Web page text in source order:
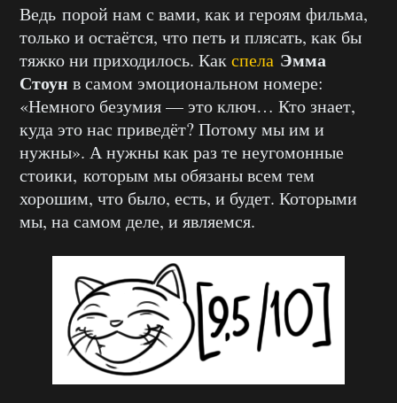
Ведь порой нам с вами, как и героям фильма,
только и остаётся, что петь и плясать, как бы
тяжко ни приходилось. Какспела Эмма
Стоун в самом эмоциональном номере:
«Немного безумия — это ключ… Кто знает,
куда это нас приведёт? Потому мы им и
нужны». А нужны как раз те неугомонные
стоики, которым мы обязаны всем тем
хорошим, что было, есть, и будет. Которыми
мы, на самом деле, и являемся.